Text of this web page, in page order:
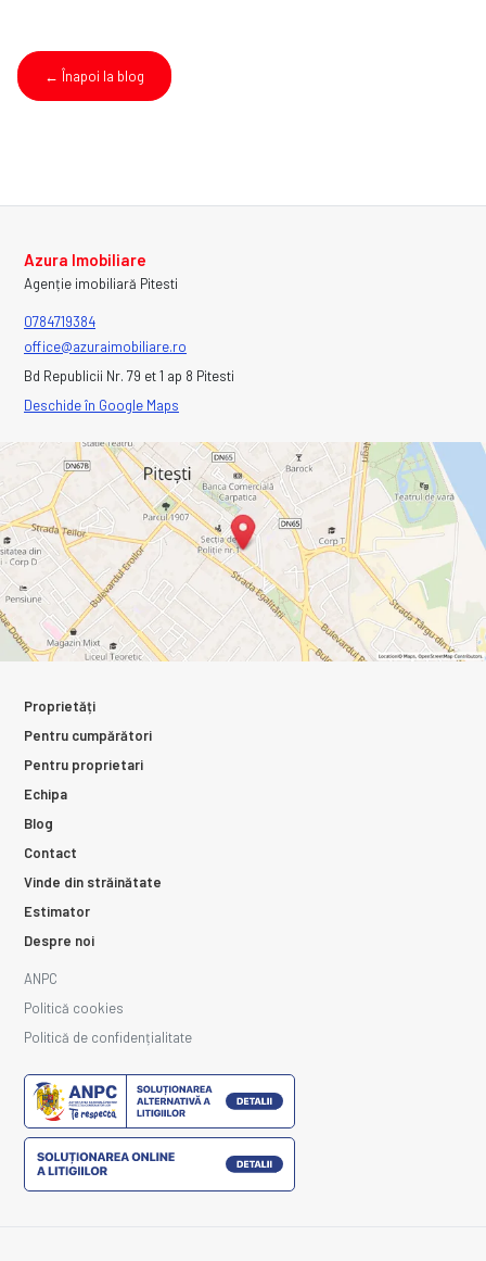
← Înapoi la blog
Azura Imobiliare
Agenție imobiliară Pitesti
0784719384
office@azuraimobiliare.ro
Bd Republicii Nr. 79 et 1 ap 8 Pitesti
Deschide în Google Maps
Proprietăți
Pentru cumpărători
Pentru proprietari
Echipa
Blog
Contact
Vinde din străinătate
Estimator
Despre noi
ANPC
Politică cookies
Politică de confidențialitate